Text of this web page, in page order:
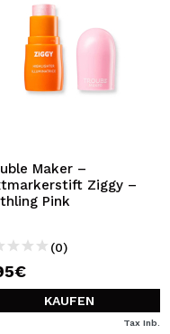
Maker –
Ziggy –
Pink
(0)
KAUFEN
Tax Inb.